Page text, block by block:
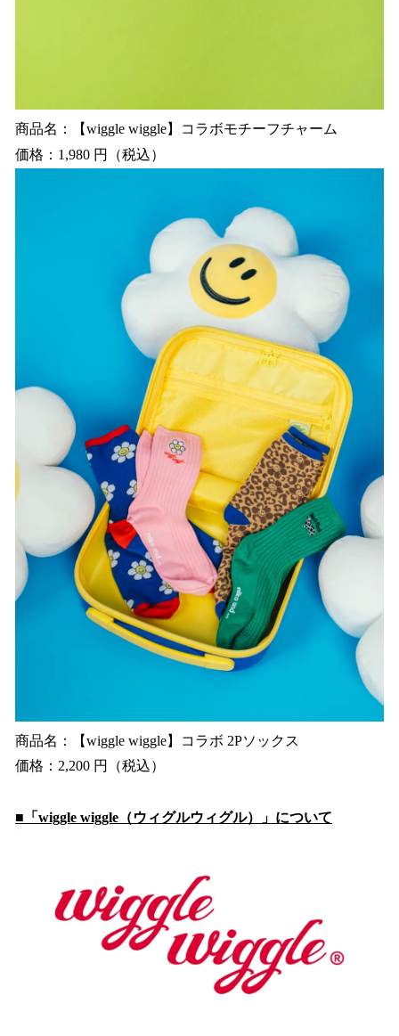
商品名：【wiggle wiggle】コラボモチーフチャーム
価格：1,980 円（税込）
商品名：【wiggle wiggle】コラボ 2Pソックス
価格：2,200 円（税込）
■「wiggle wiggle（ウィグルウィグル）」について